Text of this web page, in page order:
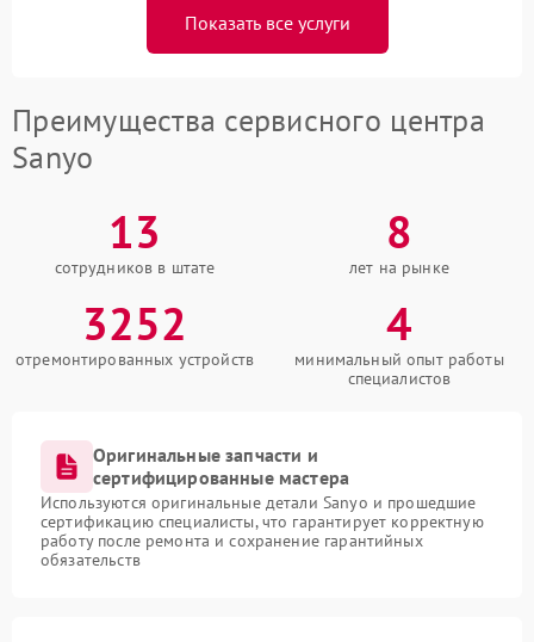
Показать все услуги
Преимущества сервисного центра
Sanyo
13
сотрудников в штате
8
лет на рынке
3252
отремонтированных устройств
4
минимальный опыт работы
специалистов
Оригинальные запчасти и
сертифицированные мастера
Используются оригинальные детали Sanyo и прошедшие
сертификацию специалисты, что гарантирует корректную
работу после ремонта и сохранение гарантийных
обязательств